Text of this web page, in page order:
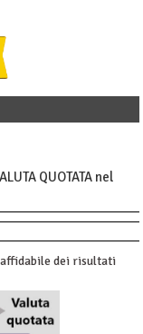
QUOTATA nel
dei risultati